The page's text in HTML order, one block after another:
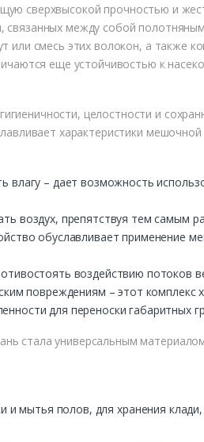
сверхвысокой прочностью и
связанных между собой
или смесь этих волокон, а также
еще устойчивостью к
целостности и
характеристики мешочной
влагу – дает возможность
воздух, препятствуя тем самым
обуславливает применение
воздействию потоков
повреждениям – этот комплекс
для переноски габаритных
стала универсальным
и мытья полов, для хранения